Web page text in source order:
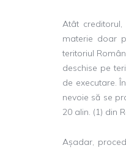
Atât
materie doar
teritoriul
deschise pe
de executare.
nevoie să se
20 alin. (1) din
Așadar,